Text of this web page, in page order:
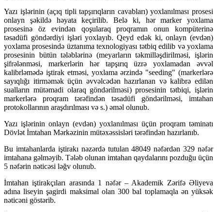
Yazı işlərinin (açıq tipli tapşırıqların cavabları) yoxlanılması prosesi
onlayn şəkildə həyata keçirilib. Belə ki, hər marker yoxlama
prosesinə öz evindən qoşularaq proqramın onun kompüterinə
təsadüfi göndərdiyi işləri yoxlayıb. Qeyd edək ki, onlayn (evdən)
yoxlama prosesində üztanıma texnologiyası tətbiq edilib və yoxlama
prosesinin bütün tələblərinə (meyarların təkmilləşdirilməsi, işlərin
şifrələnməsi, markerlərin hər tapşırıq üzrə yoxlamadan əvvəl
kalibrləmədə iştirak etməsi, yoxlama ərzində "seeding" (markerlərə
sayıqlığı itirməmək üçün əvvəlcədən hazırlanan və kalibrə edilən
sualların mütəmadi olaraq göndərilməsi) prosesinin tətbiqi, işlərin
markerlərə proqram tərəfindən təsadüfi göndərilməsi, imtahan
protokollarının araşdırılması və s.) əməl olunub.
Yazı işlərinin onlayn (evdən) yoxlanılması üçün proqram təminatı
Dövlət İmtahan Mərkəzinin mütəxəssisləri tərəfindən hazırlanıb.
Bu imtahanlarda iştirakı nəzərdə tutulan 48049 nəfərdən 329 nəfər
imtahana gəlməyib. Tələb olunan imtahan qaydalarını pozduğu üçün
5 nəfərin nəticəsi ləğv olunub.
İmtahan iştirakçıları arasında 1 nəfər – Akademik Zərifə Əliyeva
adına liseyin şagirdi maksimal olan 300 bal toplamaqla ən yüksək
nəticəni göstərib.